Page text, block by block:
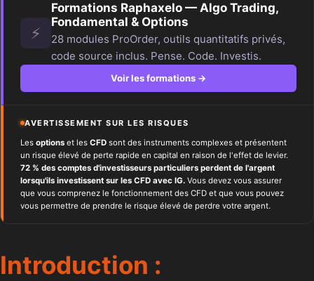
⚡
Formations Raphaxelo — Algo Trading,
Fondamental & Options
28 modules ProOrder, outils quantitatifs privés,
code source inclus. Pense. Code. Investis.
Voir les formations →
AVERTISSEMENT SUR LES RISQUES
Les options et les CFD sont des instruments complexes et présentent
un risque élevé de perte rapide en capital en raison de l'effet de levier.
72 % des comptes d'investisseurs particuliers perdent de l'argent
lorsqu'ils investissent sur les CFD avec IG. Vous devez vous assurer
que vous comprenez le fonctionnement des CFD et que vous pouvez
vous permettre de prendre le risque élevé de perdre votre argent.
Introduction :